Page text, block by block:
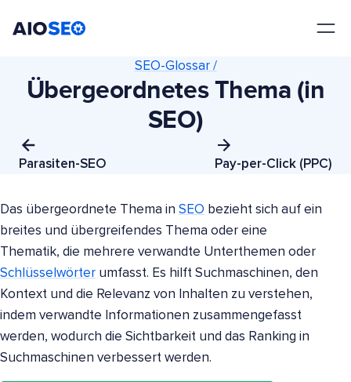
Parasiten-SEO
SEO-Glossar /
Übergeordnetes Thema (in
SEO)
Pay-per-Click (PPC)
Das übergeordnete Thema in SEO bezieht sich auf ein
breites und übergreifendes Thema oder eine
Thematik, die mehrere verwandte Unterthemen oder
Schlüsselwörter umfasst. Es hilft Suchmaschinen, den
Kontext und die Relevanz von Inhalten zu verstehen,
indem verwandte Informationen zusammengefasst
werden, wodurch die Sichtbarkeit und das Ranking in
Suchmaschinen verbessert werden.